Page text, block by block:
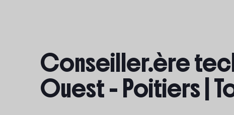
Conseiller.ère
Ouest - Poitiers |